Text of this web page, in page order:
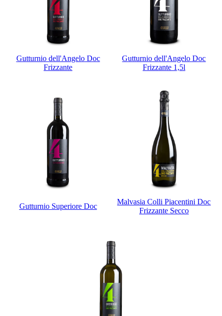
Gutturnio dell'Angelo Doc
Frizzante
Gutturnio dell'Angelo Doc
Frizzante 1,5l
Gutturnio Superiore Doc
Malvasia Colli Piacentini Doc
Frizzante Secco